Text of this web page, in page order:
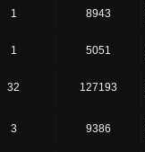
1 8943
1 5051
32 127193
3 9386